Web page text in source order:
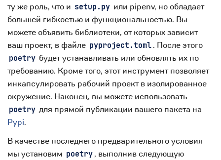
ту же роль, что и setup.py или pipenv, но обладает
большей гибкостью и функциональностью. Вы
можете объявить библиотеки, от которых зависит
ваш проект, в файле pyproject.toml . После этого
poetry будет устанавливать или обновлять их по
требованию. Кроме того, этот инструмент позволяет
инкапсулировать рабочий проект в изолированное
окружение. Наконец, вы можете использовать
poetry для прямой публикации вашего пакета на
Pypi.
В качестве последнего предварительного условия
мы установим poetry , выполнив следующую